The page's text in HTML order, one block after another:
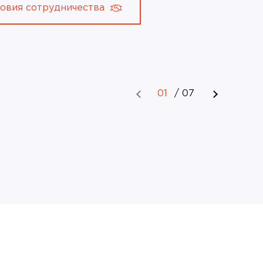
сотрудничества
01 /07
Акустическая